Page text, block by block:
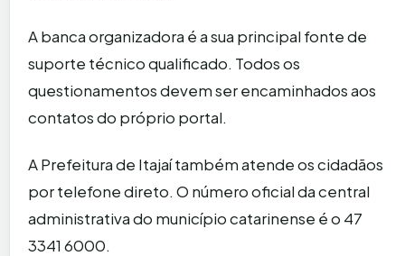
A banca organizadora é a sua principal fonte de
suporte técnico qualificado. Todos os
questionamentos devem ser encaminhados aos
contatos do próprio portal.
A Prefeitura de Itajaí também atende os cidadãos
por telefone direto. O número oficial da central
administrativa do município catarinense é o 47
3341 6000.